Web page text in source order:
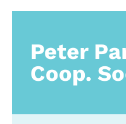
Peter
Coop.